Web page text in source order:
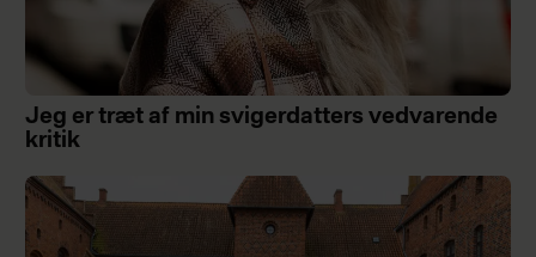
Jeg er træt af min svigerdatters vedvarende
kritik